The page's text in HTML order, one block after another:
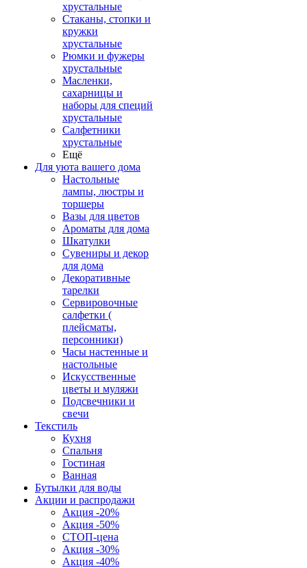
хрустальные
Стаканы, стопки и
кружки
хрустальные
Рюмки и фужеры
хрустальные
Масленки,
сахарницы и
наборы для специй
хрустальные
Салфетники
хрустальные
Ещё
Для уюта вашего дома
Настольные
лампы, люстры и
торшеры
Вазы для цветов
Ароматы для дома
Шкатулки
Сувениры и декор
для дома
Декоративные
тарелки
Сервировочные
салфетки (
плейсматы,
персонники)
Часы настенные и
настольные
Искусственные
цветы и муляжи
Подсвечники и
свечи
Текстиль
Кухня
Спальня
Гостиная
Ванная
Бутылки для воды
Акции и распродажи
Акция -20%
Акция -50%
СТОП-цена
Акция -30%
Акция -40%